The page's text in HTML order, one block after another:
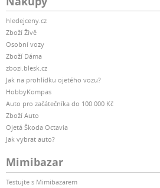
hledejceny.cz
Zboží Živě
Osobní vozy
Zboží Dáma
zbozi.blesk.cz
Jak na prohlídku ojetého vozu?
HobbyKompas
Auto pro začátečníka do 100 000 Kč
Zboží Auto
Ojetá Škoda Octavia
Jak vybrat auto?
Mimibazar
Testujte s Mimibazarem